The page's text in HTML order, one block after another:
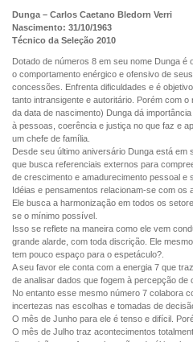
Dunga – Carlos Caetano Bledorn Verri
Nascimento: 31/10/1963
Técnico da Seleção 2010
Dotado de números 8 em seu nome Dunga
o comportamento enérgico e ofensivo de
concessões. Enfrenta dificuldades e é
tanto intransigente e autoritário. Porém com
da data de nascimento) Dunga dá
à pessoas, coerência e justiça no que faz e
um chefe de família.
Desde seu último aniversário Dunga está em
que busca referenciais externos para
de crescimento e amadurecimento pessoal e
Idéias e pensamentos relacionam-se com os
Ele busca a harmonização em todos os
se o mínimo possível.
Isso se reflete na maneira como ele vem
grande alarde, com toda discrição. Ele
tem pouco espaço para o espetáculo?.
A seu favor ele conta com a energia 7 que
de analisar dados que fogem à percepção de
No entanto esse mesmo número 7 colabora
incertezas nas escolhas e tomadas de
O mês de Junho para ele é tenso e difícil.
O mês de Julho traz acontecimentos